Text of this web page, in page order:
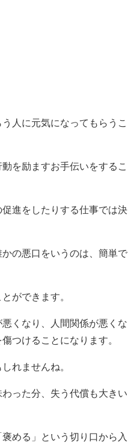
人に元気になってもらうこ
を励ますお手伝いをするこ
進をしたりする仕事では決
の悪口をいうのは、簡単で
ができます。
くなり、人間関係が悪くな
つけることになります。
れませんね。
った分、失う代償も大きい
める」という切り口から入